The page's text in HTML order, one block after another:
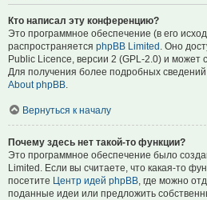
Кто написал эту конференцию?
Это программное обеспечение (в его
распространяется phpBB Limited . Оно
Public Licence, версии 2 (GPL-2.0) и может
Для получения более подробных
About phpBB
Вернуться к началу
Почему здесь нет такой-то функции?
Это программное обеспечение было
Limited. Если вы считаете, что какая-то
посетите Центр идей phpBB , где можно
поданные идеи или предложить